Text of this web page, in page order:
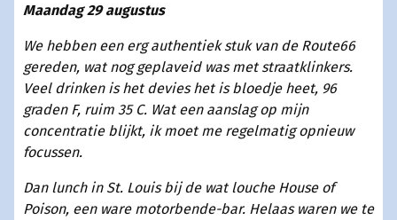
Maandag 29 augustus
We hebben een erg authentiek stuk van de Route66
gereden, wat nog geplaveid was met straatklinkers.
Veel drinken is het devies het is bloedje heet, 96
graden F, ruim 35 C. Wat een aanslag op mijn
concentratie blijkt, ik moet me regelmatig opnieuw
focussen.
Dan lunch in St. Louis bij de wat louche House of
Poison, een ware motorbende-bar. Helaas waren we te